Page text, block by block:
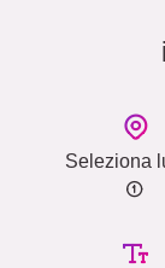
Seleziona